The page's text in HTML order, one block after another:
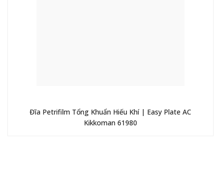
Đĩa Petrifilm Tổng Khuẩn Hiếu Khí | Easy Plate AC
Kikkoman 61980